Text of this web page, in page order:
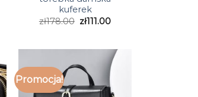
kuferek
zł178.00 zł111.00
Promocja!